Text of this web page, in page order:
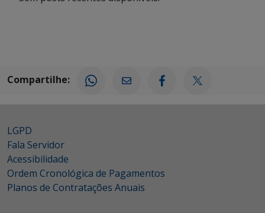
Compartilhe:
LGPD
Fala Servidor
Acessibilidade
Ordem Cronológica de Pagamentos
Planos de Contratações Anuais